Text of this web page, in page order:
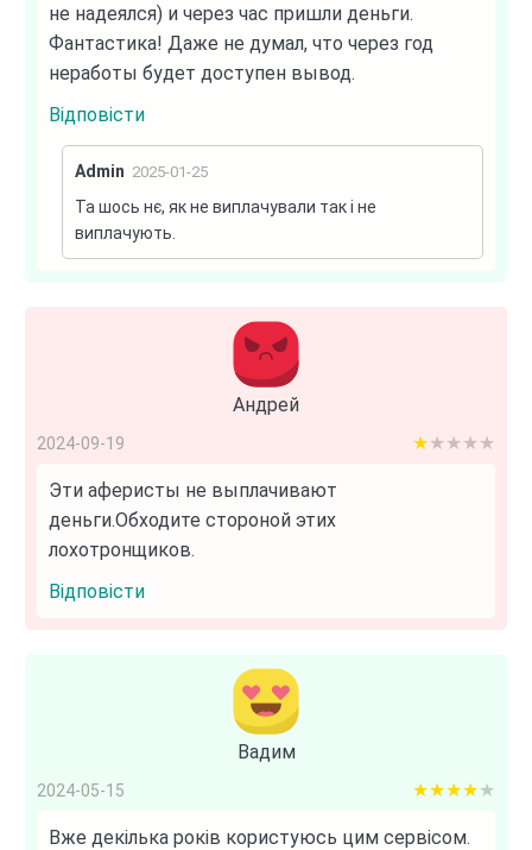
не надеялся) и через час пришли деньги.
Фантастика! Даже не думал, что через год
неработы будет доступен вывод.
Відповісти
Admin 2025-01-25
Та шось нє, як не виплачували так і не
виплачують.
Андрей
2024-09-19 1 out of 5
Эти аферисты не выплачивают
деньги.Обходите стороной этих
лохотронщиков.
Відповісти
Вадим
2024-05-15 4 out of 5
Вже декілька років користуюсь цим сервісом.